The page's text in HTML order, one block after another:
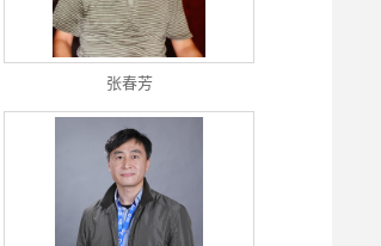
张春芳